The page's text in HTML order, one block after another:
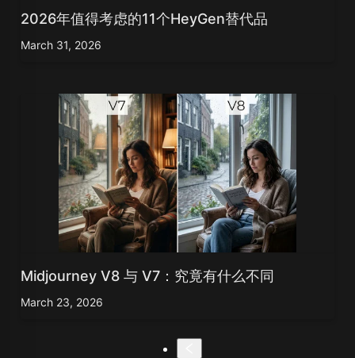
2026年值得考虑的11个HeyGen替代品
March 31, 2026
Midjourney V8 与 V7：究竟有什么不同
March 23, 2026